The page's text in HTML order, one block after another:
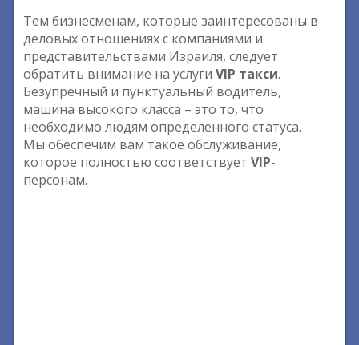
Тем бизнесменам, которые заинтересованы в
деловых отношениях с компаниями и
представительствами Израиля, следует
обратить внимание на услуги VIP такси.
Безупречный и пунктуальный водитель,
машина высокого класса – это то, что
необходимо людям определенного статуса.
Мы обеспечим вам такое обслуживание,
которое полностью соответствует VIP-
персонам.